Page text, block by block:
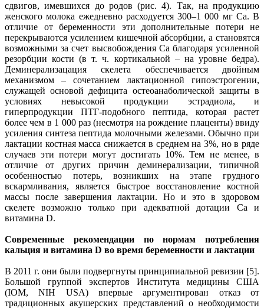
сдвигов, имевшихся до родов (рис. 4). Так, на продукцию
женского молока ежедневно расходуется 300–1 000 мг Са. В
отличие от беременности эти дополнительные потери не
перекрываются усилением кишечной абсорбции, а становятся
возможными за счет высвобождения Са благодаря усиленной
резорбции кости (в т. ч. кортикальной – на уровне бедра).
Деминерализацация скелета обеспечивается двойным
механизмом – сочетанием лактационной гипоэстрогении,
служащей основой дефицита остеоанаболической защиты в
условиях невысокой продукции эстрадиола, и
гиперпродукции ПТГ-подобного пептида, которая растет
более чем в 1 000 раз (несмотря на рождение плаценты) ввиду
усиления синтеза пептида молочными железами. Обычно при
лактации костная масса снижается в среднем на 3%, но в ряде
случаев эти потери могут достигать 10%. Тем не менее, в
отличие от других причин деминерализации, типичной
особенностью потерь, возникших на этапе грудного
вскармливания, является быстрое восстановление костной
массы после завершения лактации. Но и это в здоровом
скелете возможно только при адекватной дотации Са и
витамина D.
Современные рекомендации по нормам потребления
кальция и витамина D во время беременности и лактации
В 2011 г. они были подвергнуты принципиальной ревизии [5].
Большой группой экспертов Института медицины США
(IOM, NIH USA) впервые аргументирован отказ от
традиционных акушерских представлений о необходимости